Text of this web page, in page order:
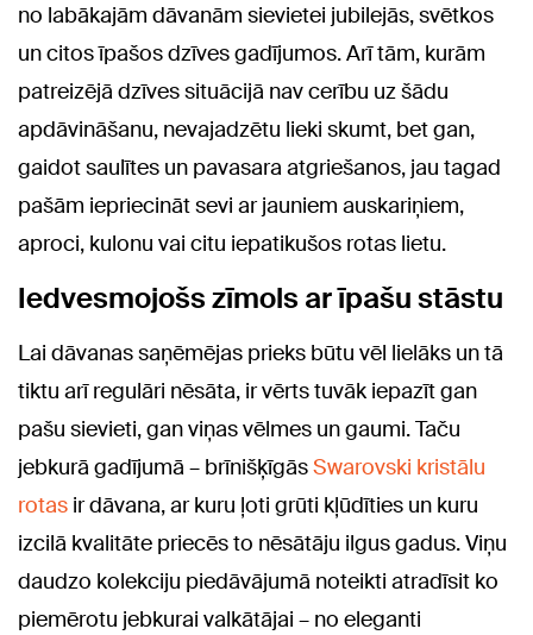
no labākajām dāvanām sievietei jubilejās, svētkos
un citos īpašos dzīves gadījumos. Arī tām, kurām
patreizējā dzīves situācijā nav cerību uz šādu
apdāvināšanu, nevajadzētu lieki skumt, bet gan,
gaidot saulītes un pavasara atgriešanos, jau tagad
pašām iepriecināt sevi ar jauniem auskariņiem,
aproci, kulonu vai citu iepatikušos rotas lietu.
Iedvesmojošs zīmols ar īpašu stāstu
Lai dāvanas saņēmējas prieks būtu vēl lielāks un tā
tiktu arī regulāri nēsāta, ir vērts tuvāk iepazīt gan
pašu sievieti, gan viņas vēlmes un gaumi. Taču
jebkurā gadījumā – brīnišķīgāsSwarovski kristālu
rotas ir dāvana, ar kuru ļoti grūti kļūdīties un kuru
izcilā kvalitāte priecēs to nēsātāju ilgus gadus. Viņu
daudzo kolekciju piedāvājumā noteikti atradīsit ko
piemērotu jebkurai valkātājai – no eleganti